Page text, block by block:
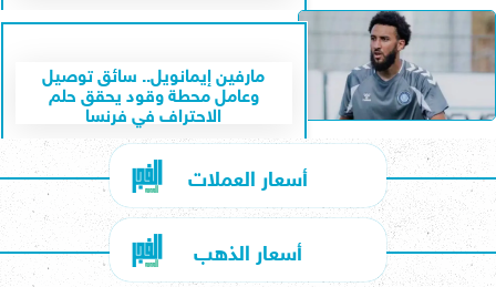
مارفين إيمانويل.. سائق توصيل
وعامل محطة وقود يحقق حلم
الاحتراف في فرنسا
أسعار العملات
أسعار الذهب